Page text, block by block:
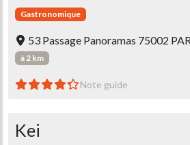
Gastronomique
53 Passage Panoramas 75002
à 2 km
Note guide
Kei